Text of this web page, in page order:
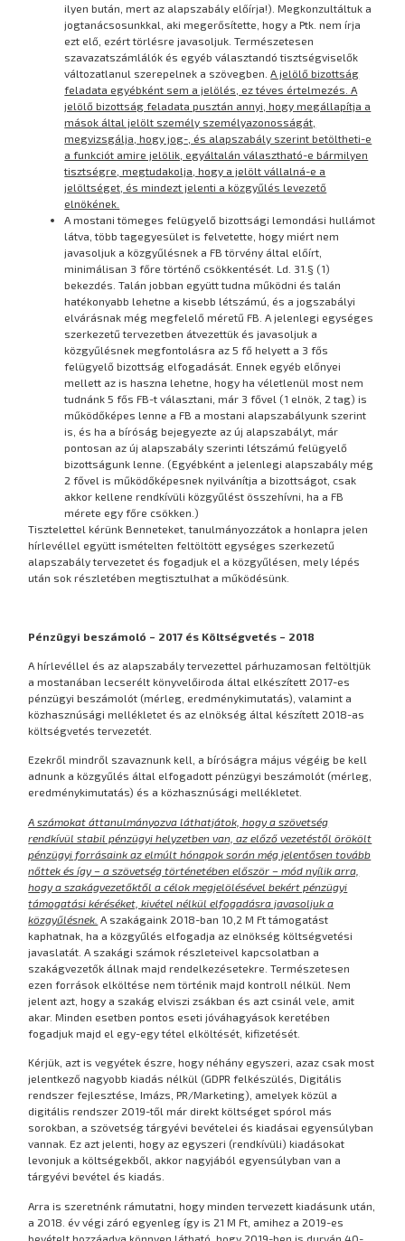
ilyen bután, mert az alapszabály előírja!). Megkonzultáltuk a
jogtanácsosunkkal, aki megerősítette, hogy a Ptk. nem írja
ezt elő, ezért törlésre javasoljuk. Természetesen
szavazatszámlálók és egyéb választandó tisztségviselők
változatlanul szerepelnek a szövegben. A jelölő bizottság
feladata egyébként sem a jelölés, ez téves értelmezés. A
jelölő bizottság feladata pusztán annyi, hogy megállapítja a
mások által jelölt személy személyazonosságát,
megvizsgálja, hogy jog-, és alapszabály szerint betöltheti-e
a funkciót amire jelölik, egyáltalán választható-e bármilyen
tisztségre, megtudakolja, hogy a jelölt vállalná-e a
jelöltséget, és mindezt jelenti a közgyűlés levezető
elnökének.
A mostani tömeges felügyelő bizottsági lemondási hullámot
látva, több tagegyesület is felvetette, hogy miért nem
javasoljuk a közgyűlésnek a FB törvény által előírt,
minimálisan 3 főre történő csökkentését. Ld. 31.§ (1)
bekezdés. Talán jobban együtt tudna működni és talán
hatékonyabb lehetne a kisebb létszámú, és a jogszabályi
elvárásnak még megfelelő méretű FB. A jelenlegi egységes
szerkezetű tervezetben átvezettük és javasoljuk a
közgyűlésnek megfontolásra az 5 fő helyett a 3 fős
felügyelő bizottság elfogadását. Ennek egyéb előnyei
mellett az is haszna lehetne, hogy ha véletlenül most nem
tudnánk 5 fős FB-t választani, már 3 fővel (1 elnök, 2 tag) is
működőképes lenne a FB a mostani alapszabályunk szerint
is, és ha a bíróság bejegyezte az új alapszabályt, már
pontosan az új alapszabály szerinti létszámú felügyelő
bizottságunk lenne. (Egyébként a jelenlegi alapszabály még
2 fővel is működőképesnek nyilvánítja a bizottságot, csak
akkor kellene rendkívüli közgyűlést összehívni, ha a FB
mérete egy főre csökken.)
Tisztelettel kérünk Benneteket, tanulmányozzátok a honlapra jelen
hírlevéllel együtt ismételten feltöltött egységes szerkezetű
alapszabály tervezetet és fogadjuk el a közgyűlésen, mely lépés
után sok részletében megtisztulhat a működésünk.
Pénzügyi beszámoló – 2017 és Költségvetés – 2018
A hírlevéllel és az alapszabály tervezettel párhuzamosan feltöltjük
a mostanában lecserélt könyvelőiroda által elkészített 2017-es
pénzügyi beszámolót (mérleg, eredménykimutatás), valamint a
közhasznúsági mellékletet és az elnökség által készített 2018-as
költségvetés tervezetét.
Ezekről mindről szavaznunk kell, a bíróságra május végéig be kell
adnunk a közgyűlés által elfogadott pénzügyi beszámolót (mérleg,
eredménykimutatás) és a közhasznúsági mellékletet.
A számokat áttanulmányozva láthatjátok, hogy a szövetség
rendkívül stabil pénzügyi helyzetben van, az előző vezetéstől örökölt
pénzügyi forrásaink az elmúlt hónapok során még jelentősen tovább
nőttek és így – a szövetség történetében először – mód nyílik arra,
hogy a szakágvezetőktől a célok megjelölésével bekért pénzügyi
támogatási kéréséket, kivétel nélkül elfogadásra javasoljuk a
közgyűlésnek. A szakágaink 2018-ban 10,2 M Ft támogatást
kaphatnak, ha a közgyűlés elfogadja az elnökség költségvetési
javaslatát. A szakági számok részleteivel kapcsolatban a
szakágvezetők állnak majd rendelkezésetekre. Természetesen
ezen források elköltése nem történik majd kontroll nélkül. Nem
jelent azt, hogy a szakág elviszi zsákban és azt csinál vele, amit
akar. Minden esetben pontos eseti jóváhagyások keretében
fogadjuk majd el egy-egy tétel elköltését, kifizetését.
Kérjük, azt is vegyétek észre, hogy néhány egyszeri, azaz csak most
jelentkező nagyobb kiadás nélkül (GDPR felkészülés, Digitális
rendszer fejlesztése, Imázs, PR/Marketing), amelyek közül a
digitális rendszer 2019-től már direkt költséget spórol más
sorokban, a szövetség tárgyévi bevételei és kiadásai egyensúlyban
vannak. Ez azt jelenti, hogy az egyszeri (rendkívüli) kiadásokat
levonjuk a költségekből, akkor nagyjából egyensúlyban van a
tárgyévi bevétel és kiadás.
Arra is szeretnénk rámutatni, hogy minden tervezett kiadásunk után,
a 2018. év végi záró egyenleg így is 21 M Ft, amihez a 2019-es
bevételt hozzáadva könnyen látható, hogy 2019-ben is durván 40-